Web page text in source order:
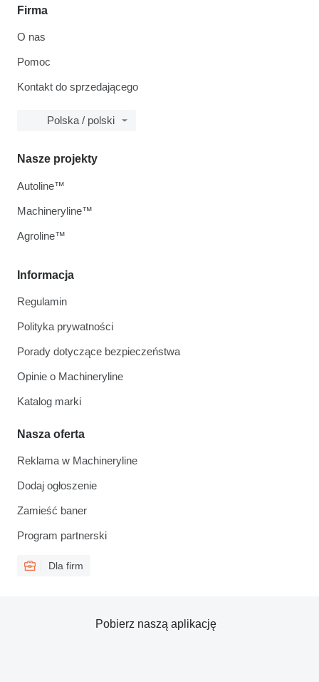
Firma
O nas
Pomoc
Kontakt do sprzedającego
Polska / polski
Informacja
Regulamin
Polityka prywatności
Porady dotyczące bezpieczeństwa
Opinie o Machineryline
Katalog marki
Nasza oferta
Reklama w Machineryline
Dodaj ogłoszenie
Zamieść baner
Program partnerski
Dla firm
Nasze projekty
Autoline™
Machineryline™
Agroline™
Pobierz naszą aplikację